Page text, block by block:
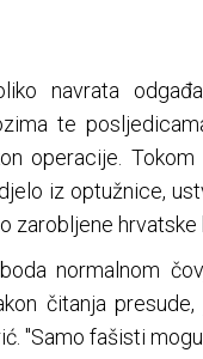
navrata
te
operacije.
iz optužnice,
zarobljene hrvatske
normalnom
čitanja
"Samo fašisti